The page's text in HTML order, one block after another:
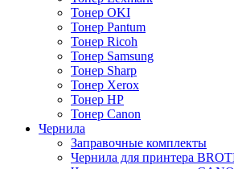
Тонер OKI
Тонер Pantum
Тонер Ricoh
Тонер Samsung
Тонер Sharp
Тонер Xerox
Тонер НР
Тонер Саnon
Чернила
Заправочные комплекты
Чернила для принтера